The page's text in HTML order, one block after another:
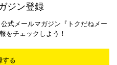
ジン登録
式メールマガジン『トクだねメー
をチェックしよう！
する